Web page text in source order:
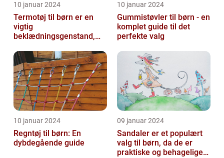
10 januar 2024
Termotøj til børn er en
vigtig
beklædningsgenstand,
kommer igennem kolde
vi...
10 januar 2024
Gummistøvler til børn - en
komplet guide til det
perfekte valg
10 januar 2024
Regntøj til børn: En
dybdegående guide
09 januar 2024
Sandaler er et populært
valg til børn, da de er
praktiske og behagelige